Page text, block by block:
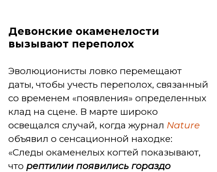
Девонские окаменелости
вызывают переполох
Эволюционисты ловко перемещают
даты, чтобы учесть переполох, связанный
со временем «появления» определенных
клад на сцене. В марте широко
освещался случай, когда журнал Nature
объявил о сенсационной находке:
«Следы окаменелых когтей показывают,
что рептилии появились гораздо